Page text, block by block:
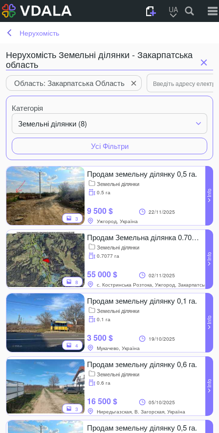
UA
Нерухомість
Нерухомість Земельні ділянки - Закарпатська
область
Область: Закарпатська Область
Категорія
Земельні ділянки (8)
Усі Фільтри
3
Продам земельну ділянку 0,5 га.
Земельні ділянки
0.5 га
9 500 $
22/11/2025
Ужгород, Україна
8
Продам Земельна ділянка 0.7077 га.
Земельні ділянки
0.7077 га
55 000 $
02/11/2025
с. Костринська Розтока, Ужгород, Закарпатська
4
Продам земельну ділянку 0,1 га.
Земельні ділянки
0.1 га
3 500 $
19/10/2025
Мукачево, Україна
3
Продам земельну ділянку 0,6 га.
Земельні ділянки
0.6 га
16 500 $
05/10/2025
Ниредьгазская, В. Загорская, Україна
Продам земельну ділянку 0,5 га.